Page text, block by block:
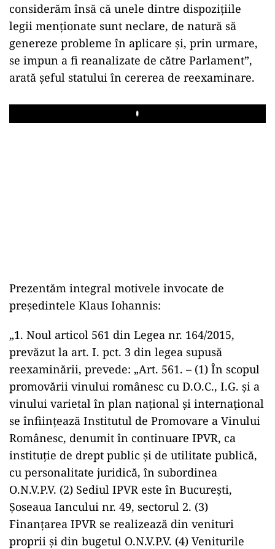
considerăm însă că unele dintre dispoziţiile
legii menţionate sunt neclare, de natură să
genereze probleme în aplicare şi, prin urmare,
se impun a fi reanalizate de către Parlament”,
arată şeful statului în cererea de reexaminare.
Play
Prezentăm integral motivele invocate de
preşedintele Klaus Iohannis:
„1. Noul articol 561 din Legea nr. 164/2015,
prevăzut la art. I. pct. 3 din legea supusă
reexaminării, prevede: „Art. 561. – (1) În scopul
promovării vinului românesc cu D.O.C., I.G. şi a
vinului varietal în plan naţional şi internaţional
se înfiinţează Institutul de Promovare a Vinului
Românesc, denumit în continuare IPVR, ca
instituţie de drept public şi de utilitate publică,
cu personalitate juridică, în subordinea
O.N.V.P.V. (2) Sediul IPVR este în Bucureşti,
Şoseaua Iancului nr. 49, sectorul 2. (3)
Finanţarea IPVR se realizează din venituri
proprii şi din bugetul O.N.V.P.V. (4) Veniturile